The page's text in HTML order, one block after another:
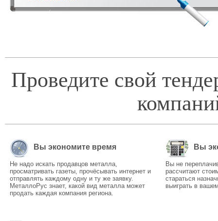
Проведите свой
Вы экономите время
Не надо искать продавцов металла,
просматривать газеты, прочёсывать интернет и
отправлять каждому одну и ту же заявку.
МеталлоРус знает, какой вид металла может
продать каждая компания региона.
Вы
Вы не
рассчитают
стараться
выиграть в